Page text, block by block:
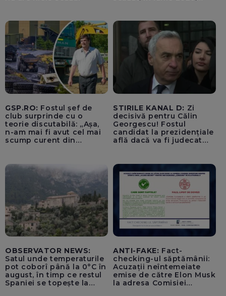
5,7%. Cei mai mulți străini
au venit din Germania și
Italia
GSP.RO: Fostul șef de
club surprinde cu o
teorie discutabilă: „Așa,
n-am mai fi avut cel mai
scump curent din
STIRILE KANAL D: Zi
decisivă pentru Călin
Georgescu! Fostul
candidat la prezidențiale
află dacă va fi judecat
OBSERVATOR NEWS:
Satul unde temperaturile
pot coborî până la 0°C în
august, în timp ce restul
Spaniei se topește la
ANTI-FAKE: Fact-
checking-ul săptămânii:
Acuzații neîntemeiate
emise de către Elon Musk
la adresa Comisiei